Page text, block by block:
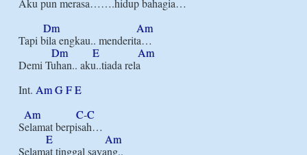
Aku pun merasa…….hidup bahagia…
Dm
Am
Tapi bila engkau.. menderita…
Dm
E
Am
Demi Tuhan.. aku..tiada rela
Int. AmGFE
Am
C-C
Selamat berpisah…
E
Am